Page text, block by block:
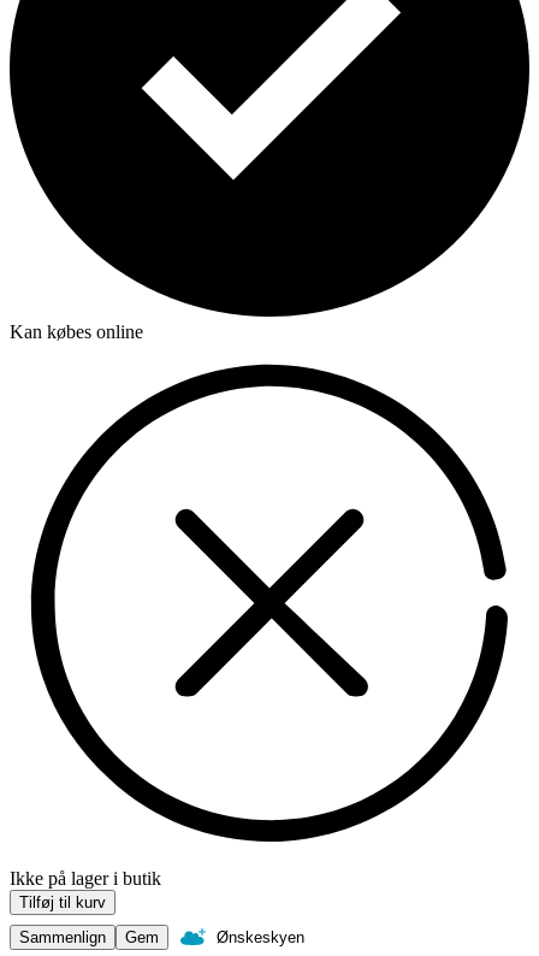
Kan købes online
Ikke på lager i butik
Tilføj til kurv
Sammenlign
Gem Ønskeskyen